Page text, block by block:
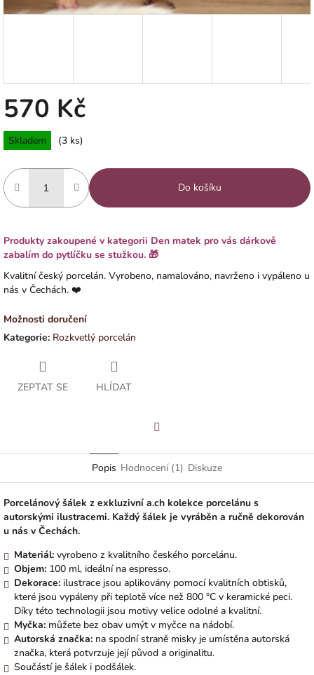
570 Kč
Měrná
cena:
Skladem (3 ks)
Do košíku
Produkty zakoupené v kategorii Den matek pro vás dárkově
zabalím do pytlíčku se stužkou. 🎁
Kvalitní český porcelán. Vyrobeno, namalováno, navrženo i vypáleno u
nás v Čechách. ❤️
Možnosti doručení
Kategorie: Rozkvetlý porcelán
ZEPTAT SE HLÍDAT
Popis Hodnocení (1) Diskuze
Porcelánový šálek z exkluzivní a.ch kolekce porcelánu s
autorskými ilustracemi. Každý šálek je vyráběn a ručně dekorován
u nás v Čechách.
Materiál: vyrobeno z kvalitního českého porcelánu.
Objem: 100 ml, ideální na espresso.
Dekorace: ilustrace jsou aplikovány pomocí kvalitních obtisků,
které jsou vypáleny při teplotě více než 800 °C v keramické peci.
Díky této technologii jsou motivy velice odolné a kvalitní.
Myčka: můžete bez obav umýt v myčce na nádobí.
Autorská značka: na spodní straně misky je umístěna autorská
značka, která potvrzuje její původ a originalitu.
Součástí je šálek i podšálek.